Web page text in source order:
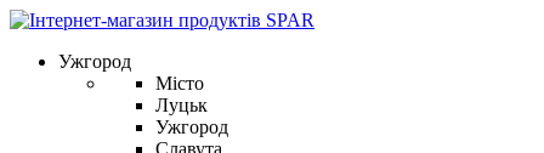
Ужгород
Місто
Луцьк
Ужгород
Славута